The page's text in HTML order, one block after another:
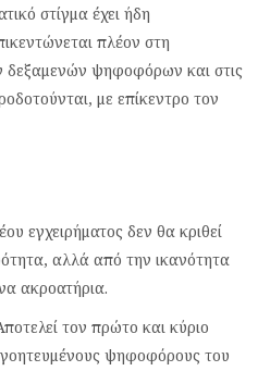
στίγμα έχει ήδη
πλέον στη
ψηφοφόρων και στις
με επίκεντρο τον
εγχειρήματος δεν θα κριθεί
αλλά από την ικανότητα
ακροατήρια.
τον πρώτο και κύριο
ψηφοφόρους του